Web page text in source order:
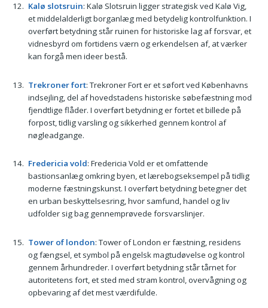
Kalø slotsruin: Kalø Slotsruin ligger strategisk ved Kalø Vig,
et middelalderligt borganlæg med betydelig kontrolfunktion. I
overført betydning står ruinen for historiske lag af forsvar, et
vidnesbyrd om fortidens værn og erkendelsen af, at værker
kan forgå men ideer bestå.
Trekroner fort: Trekroner Fort er et søfort ved Københavns
indsejling, del af hovedstadens historiske søbefæstning mod
fjendtlige flåder. I overført betydning er fortet et billede på
forpost, tidlig varsling og sikkerhed gennem kontrol af
nøgleadgange.
Fredericia vold: Fredericia Vold er et omfattende
bastionsanlæg omkring byen, et lærebogseksempel på tidlig
moderne fæstningskunst. I overført betydning betegner det
en urban beskyttelsesring, hvor samfund, handel og liv
udfolder sig bag gennemprøvede forsvarslinjer.
Tower of london: Tower of London er fæstning, residens
og fængsel, et symbol på engelsk magtudøvelse og kontrol
gennem århundreder. I overført betydning står tårnet for
autoritetens fort, et sted med stram kontrol, overvågning og
opbevaring af det mest værdifulde.